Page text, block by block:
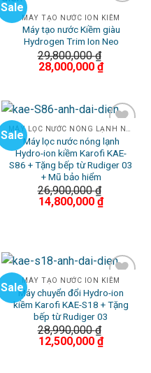
Sale
Add to
Wishlist
MÁY TẠO NƯỚC ION KIỀM
Máy tạo nước Kiềm giàu
Hydrogen Trim Ion Neo
29,800,000₫
28,000,000 ₫
Sale
Add to
Wishlist
Máy lọc nước nóng lạnh
Hydro-ion kiềm Karofi KAE-
S86 + Tặng bếp từ Rudiger 03
+ Mũ bảo hiểm
26,900,000₫
14,800,000 ₫
Sale
Add to
Wishlist
MÁY TẠO NƯỚC ION KIỀM
Máy chuyển đổi Hydro-ion
kiềm Karofi KAE-S18 + Tặng
bếp từ Rudiger 03
28,990,000₫
12,500,000 ₫